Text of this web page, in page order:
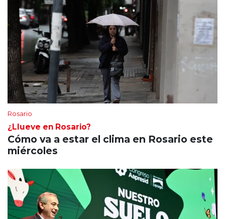
Rosario
¿Llueve en Rosario?
Cómo va a estar el clima en Rosario este
miércoles